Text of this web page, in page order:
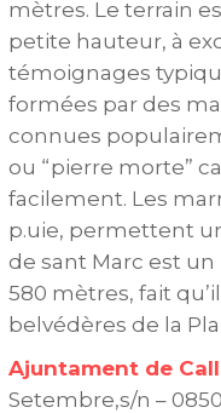
mètres. Le terrain
petite hauteur, à
témoignages
formées par des
connues
ou “pierre morte”
facilement. Les
p.uie, permettent
de sant Marc est
580 mètres, fait
belvédères de la
Ajuntament de
Setembre,s/n –